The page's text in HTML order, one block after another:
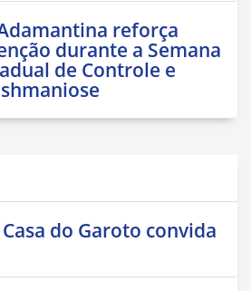
reforça
durante a Semana
de Controle e
do Garoto convida